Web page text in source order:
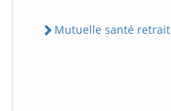
Mutuelle santé